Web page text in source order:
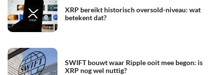
XRP bereikt historisch oversold-niveau: wat
betekent dat?
SWIFT bouwt waar Ripple ooit mee begon: is
XRP nog wel nuttig?